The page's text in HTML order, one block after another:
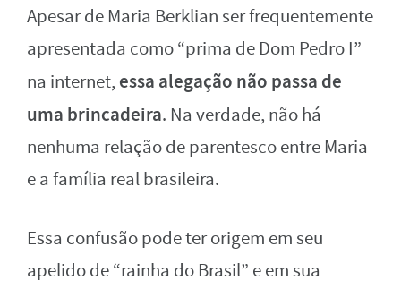
Apesar de Maria Berklian ser frequentemente
apresentada como “prima de Dom Pedro I”
na internet, essa alegação não passa de
uma brincadeira. Na verdade, não há
nenhuma relação de parentesco entre Maria
e a família real brasileira.
Essa confusão pode ter origem em seu
apelido de “rainha do Brasil” e em sua